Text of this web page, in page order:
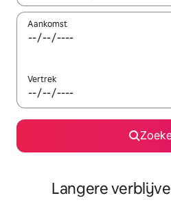
Aankomst
Vertrek
Langere